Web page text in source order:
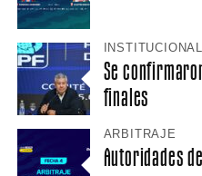
INSTITUCIONAL
Se
finales
ARBITRAJE
Autoridades